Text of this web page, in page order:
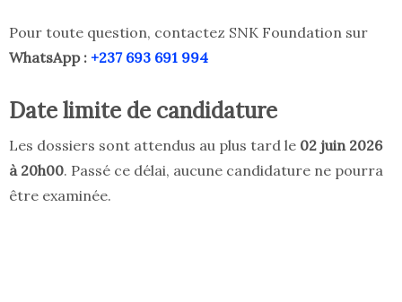
Pour toute question, contactez SNK Foundation sur
WhatsApp : +237 693 691 994
Date limite de candidature
Les dossiers sont attendus au plus tard le 02 juin 2026
à 20h00. Passé ce délai, aucune candidature ne pourra
être examinée.